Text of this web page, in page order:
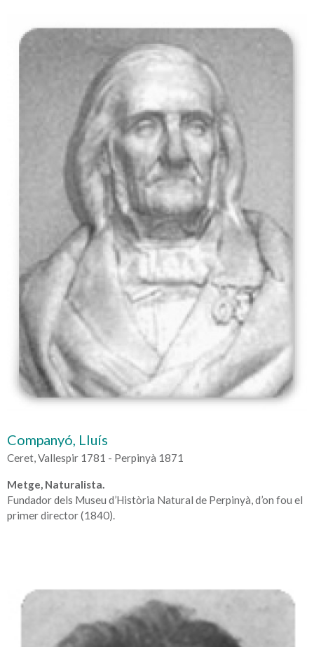
Companyó, Lluís
Ceret, Vallespir 1781 - Perpinyà 1871
Metge, Naturalista.
Fundador dels Museu d’Història Natural de Perpinyà, d’on fou el
primer director (1840).